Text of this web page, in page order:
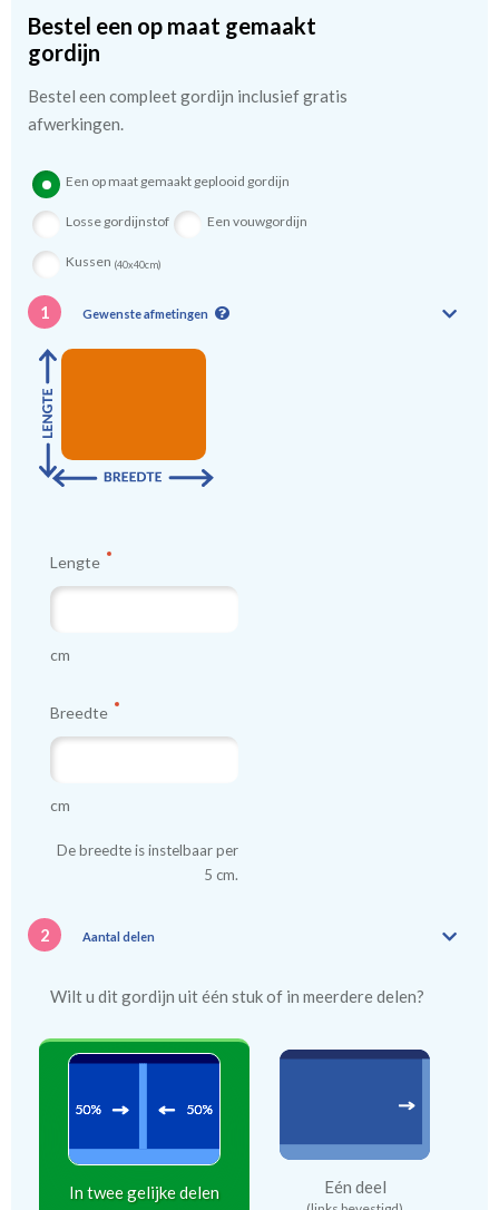
eerst een knipstaaltje.
Zo weet u precies met welke kleur en kwaliteit uw gordijnen
worden gemaakt.
Tip:Laat voor aangename verduistering en isolatie de
Bestel een op maat gemaakt
gordijn
Bestel een compleet gordijn inclusief gratis
afwerkingen.
Een op maat gemaakt geplooid gordijn
Losse gordijnstof Een vouwgordijn
Kussen (40x40cm)
1 Gewenste afmetingen
Lengte
cm
Breedte
cm
De breedte is instelbaar per
5 cm.
2 Aantal delen
Wilt u dit gordijn uit één stuk of in meerdere delen?
In twee gelijke delen Eén deel